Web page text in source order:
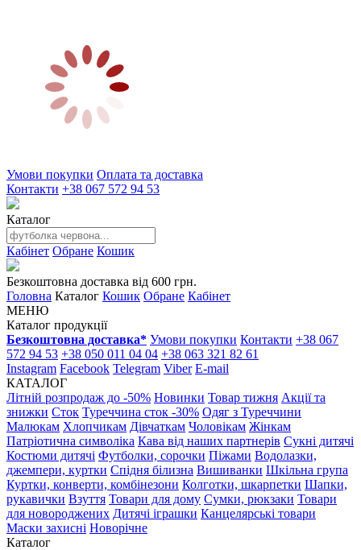
Умови покупки Оплата та доставка
Контакти +38 067 572 94 53
Каталог
Кабінет Обране Кошик
Безкоштовна доставка від 600 грн.
Головна Каталог Кошик Обране Кабінет
МЕНЮ
Каталог продукції
Безкоштовна доставка* Умови покупки Контакти +38 067
572 94 53 +38 050 011 04 04 +38 063 321 82 61
Instagram Facebook Telegram Viber E-mail
КАТАЛОГ
Літній розпродаж до -50% Новинки Товар тижня Акції та
знижки Сток Туреччина сток -30% Одяг з Туреччини
Малюкам Хлопчикам Дівчаткам Чоловікам Жінкам
Патріотична символіка Кава від наших партнерів Сукні дитячі
Костюми дитячі Футболки, сорочки Піжами Водолазки,
джемпери, куртки Спідня білизна Вишиванки Шкільна група
Куртки, конверти, комбінезони Колготки, шкарпетки Шапки,
рукавички Взуття Товари для дому Сумки, рюкзаки Товари
для новороджених Дитячі іграшки Канцелярські товари
Маски захисні Новорічне
Каталог